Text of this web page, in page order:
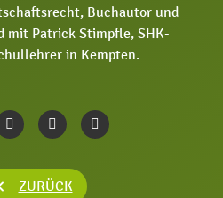
25:41
Buchautor und
mit Patrick Stimpfle, SHK-
in Kempten.
ZURÜCK